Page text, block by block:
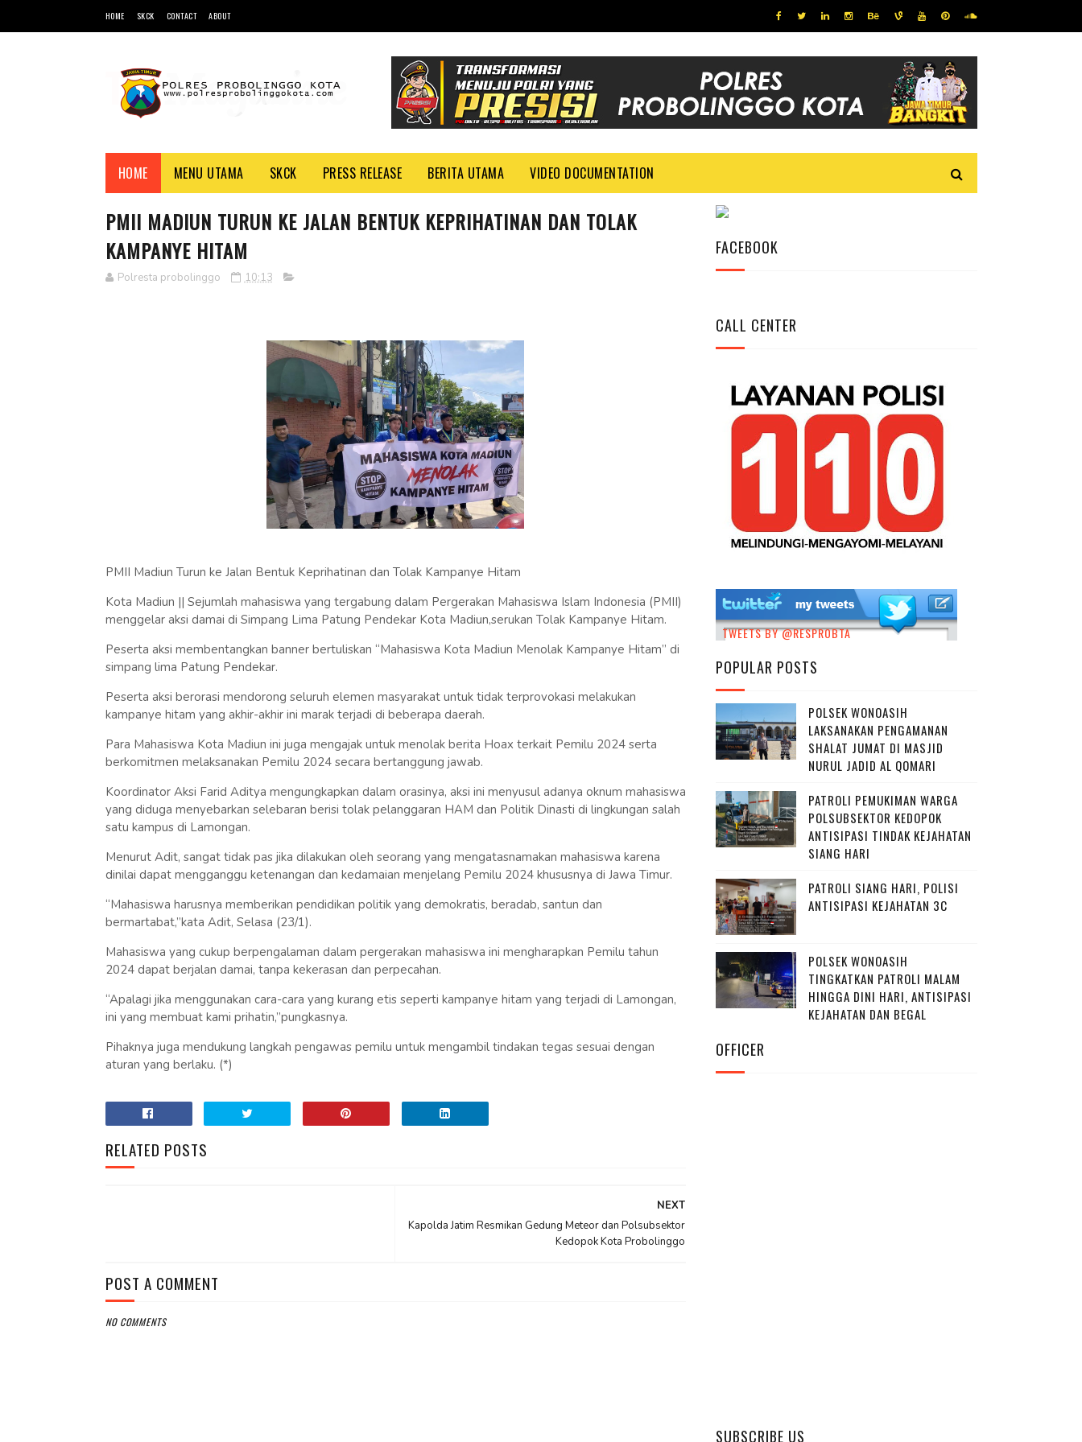
HOME SKCK CONTACT ABOUT
HOME MENU UTAMA SKCK PRESS RELEASE BERITA UTAMA VIDEO DOCUMENTATION
PMII MADIUN TURUN KE JALAN BENTUK KEPRIHATINAN DAN TOLAK
KAMPANYE HITAM
Polresta probolinggo 10:13
PMII Madiun Turun ke Jalan Bentuk Keprihatinan dan Tolak Kampanye Hitam
Kota Madiun || Sejumlah mahasiswa yang tergabung dalam Pergerakan Mahasiswa Islam Indonesia (PMII)
menggelar aksi damai di Simpang Lima Patung Pendekar Kota Madiun,serukan Tolak Kampanye Hitam.
Peserta aksi membentangkan banner bertuliskan “Mahasiswa Kota Madiun Menolak Kampanye Hitam” di
simpang lima Patung Pendekar.
Peserta aksi berorasi mendorong seluruh elemen masyarakat untuk tidak terprovokasi melakukan
kampanye hitam yang akhir-akhir ini marak terjadi di beberapa daerah.
Para Mahasiswa Kota Madiun ini juga mengajak untuk menolak berita Hoax terkait Pemilu 2024 serta
berkomitmen melaksanakan Pemilu 2024 secara bertanggung jawab.
Koordinator Aksi Farid Aditya mengungkapkan dalam orasinya, aksi ini menyusul adanya oknum mahasiswa
yang diduga menyebarkan selebaran berisi tolak pelanggaran HAM dan Politik Dinasti di lingkungan salah
satu kampus di Lamongan.
Menurut Adit, sangat tidak pas jika dilakukan oleh seorang yang mengatasnamakan mahasiswa karena
dinilai dapat mengganggu ketenangan dan kedamaian menjelang Pemilu 2024 khususnya di Jawa Timur.
“Mahasiswa harusnya memberikan pendidikan politik yang demokratis, beradab, santun dan
bermartabat,”kata Adit, Selasa (23/1).
Mahasiswa yang cukup berpengalaman dalam pergerakan mahasiswa ini mengharapkan Pemilu tahun
2024 dapat berjalan damai, tanpa kekerasan dan perpecahan.
“Apalagi jika menggunakan cara-cara yang kurang etis seperti kampanye hitam yang terjadi di Lamongan,
ini yang membuat kami prihatin,”pungkasnya.
Pihaknya juga mendukung langkah pengawas pemilu untuk mengambil tindakan tegas sesuai dengan
aturan yang berlaku. (*)
RELATED POSTS
NEXT
Kapolda Jatim Resmikan Gedung Meteor dan Polsubsektor
Kedopok Kota Probolinggo
POST A COMMENT
NO COMMENTS
FACEBOOK
CALL CENTER
TWEETS BY @RESPROBTA
POPULAR POSTS
POLSEK WONOASIH
LAKSANAKAN PENGAMANAN
SHALAT JUMAT DI MASJID
NURUL JADID AL QOMARI
PATROLI PEMUKIMAN WARGA
POLSUBSEKTOR KEDOPOK
ANTISIPASI TINDAK KEJAHATAN
SIANG HARI
PATROLI SIANG HARI, POLISI
ANTISIPASI KEJAHATAN 3C
POLSEK WONOASIH
TINGKATKAN PATROLI MALAM
HINGGA DINI HARI, ANTISIPASI
KEJAHATAN DAN BEGAL
OFFICER
SUBSCRIBE US